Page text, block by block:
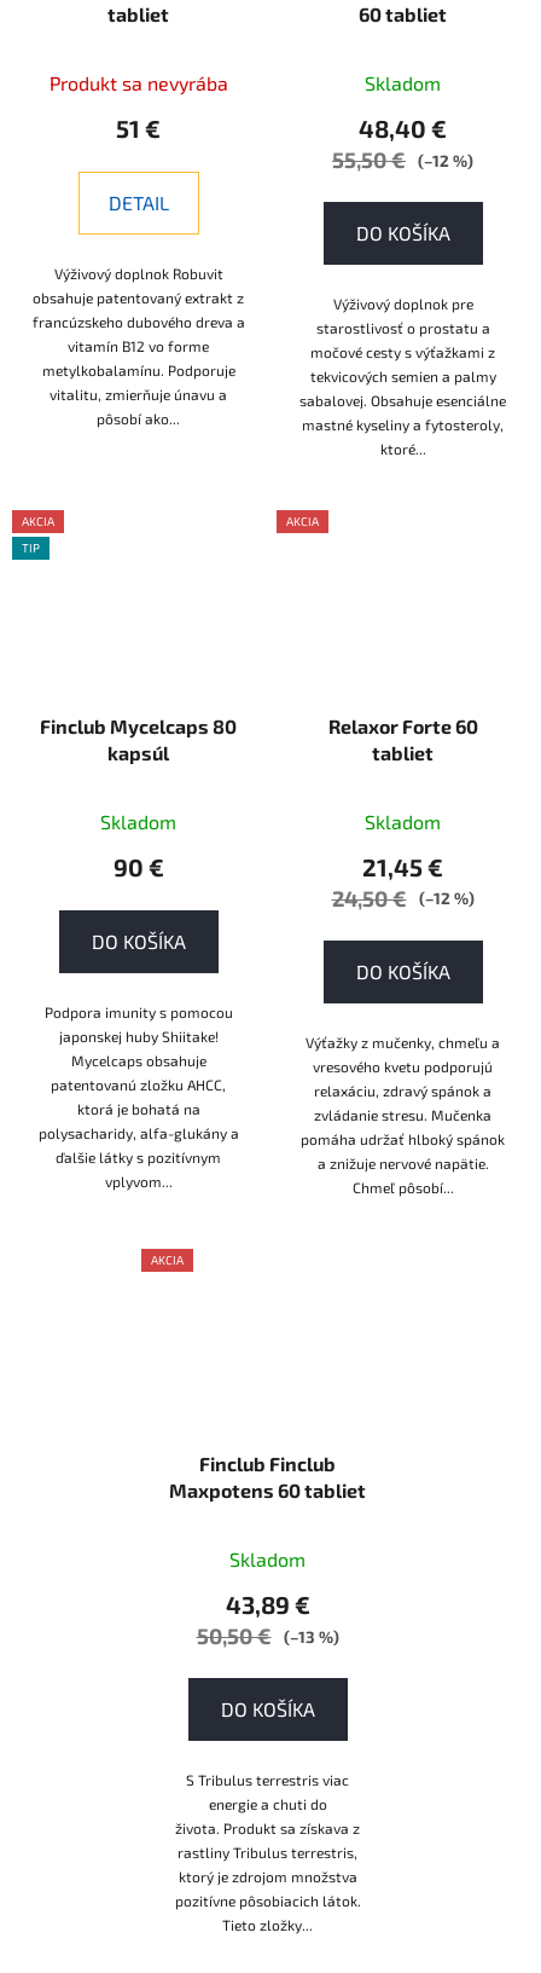
tabliet
Produkt sa nevyrába
51 €
DETAIL
Výživový doplnok Robuvit
obsahuje patentovaný extrakt z
francúzskeho dubového dreva a
vitamín B12 vo forme
metylkobalamínu. Podporuje
vitalitu, zmierňuje únavu a
pôsobí ako...
60 tabliet
Skladom
48,40 €
55,50 € (–12 %)
DO KOŠÍKA
Výživový doplnok pre
starostlivosť o prostatu a
močové cesty s výťažkami z
tekvicových semien a palmy
sabalovej. Obsahuje esenciálne
mastné kyseliny a fytosteroly,
ktoré...
AKCIA
TIP
Finclub Mycelcaps 80
kapsúl
Skladom
90 €
DO KOŠÍKA
Podpora imunity s pomocou
japonskej huby Shiitake!
Mycelcaps obsahuje
patentovanú zložku AHCC,
ktorá je bohatá na
polysacharidy, alfa-glukány a
ďalšie látky s pozitívnym
vplyvom...
AKCIA
Relaxor Forte 60
tabliet
Skladom
21,45 €
24,50 € (–12 %)
DO KOŠÍKA
Výťažky z mučenky, chmeľu a
vresového kvetu podporujú
relaxáciu, zdravý spánok a
zvládanie stresu. Mučenka
pomáha udržať hlboký spánok
a znižuje nervové napätie.
Chmeľ pôsobí...
AKCIA
Finclub Finclub
Maxpotens 60 tabliet
Skladom
43,89 €
50,50 € (–13 %)
DO KOŠÍKA
S Tribulus terrestris viac
energie a chuti do
života. Produkt sa získava z
rastliny Tribulus terrestris,
ktorý je zdrojom množstva
pozitívne pôsobiacich látok.
Tieto zložky...